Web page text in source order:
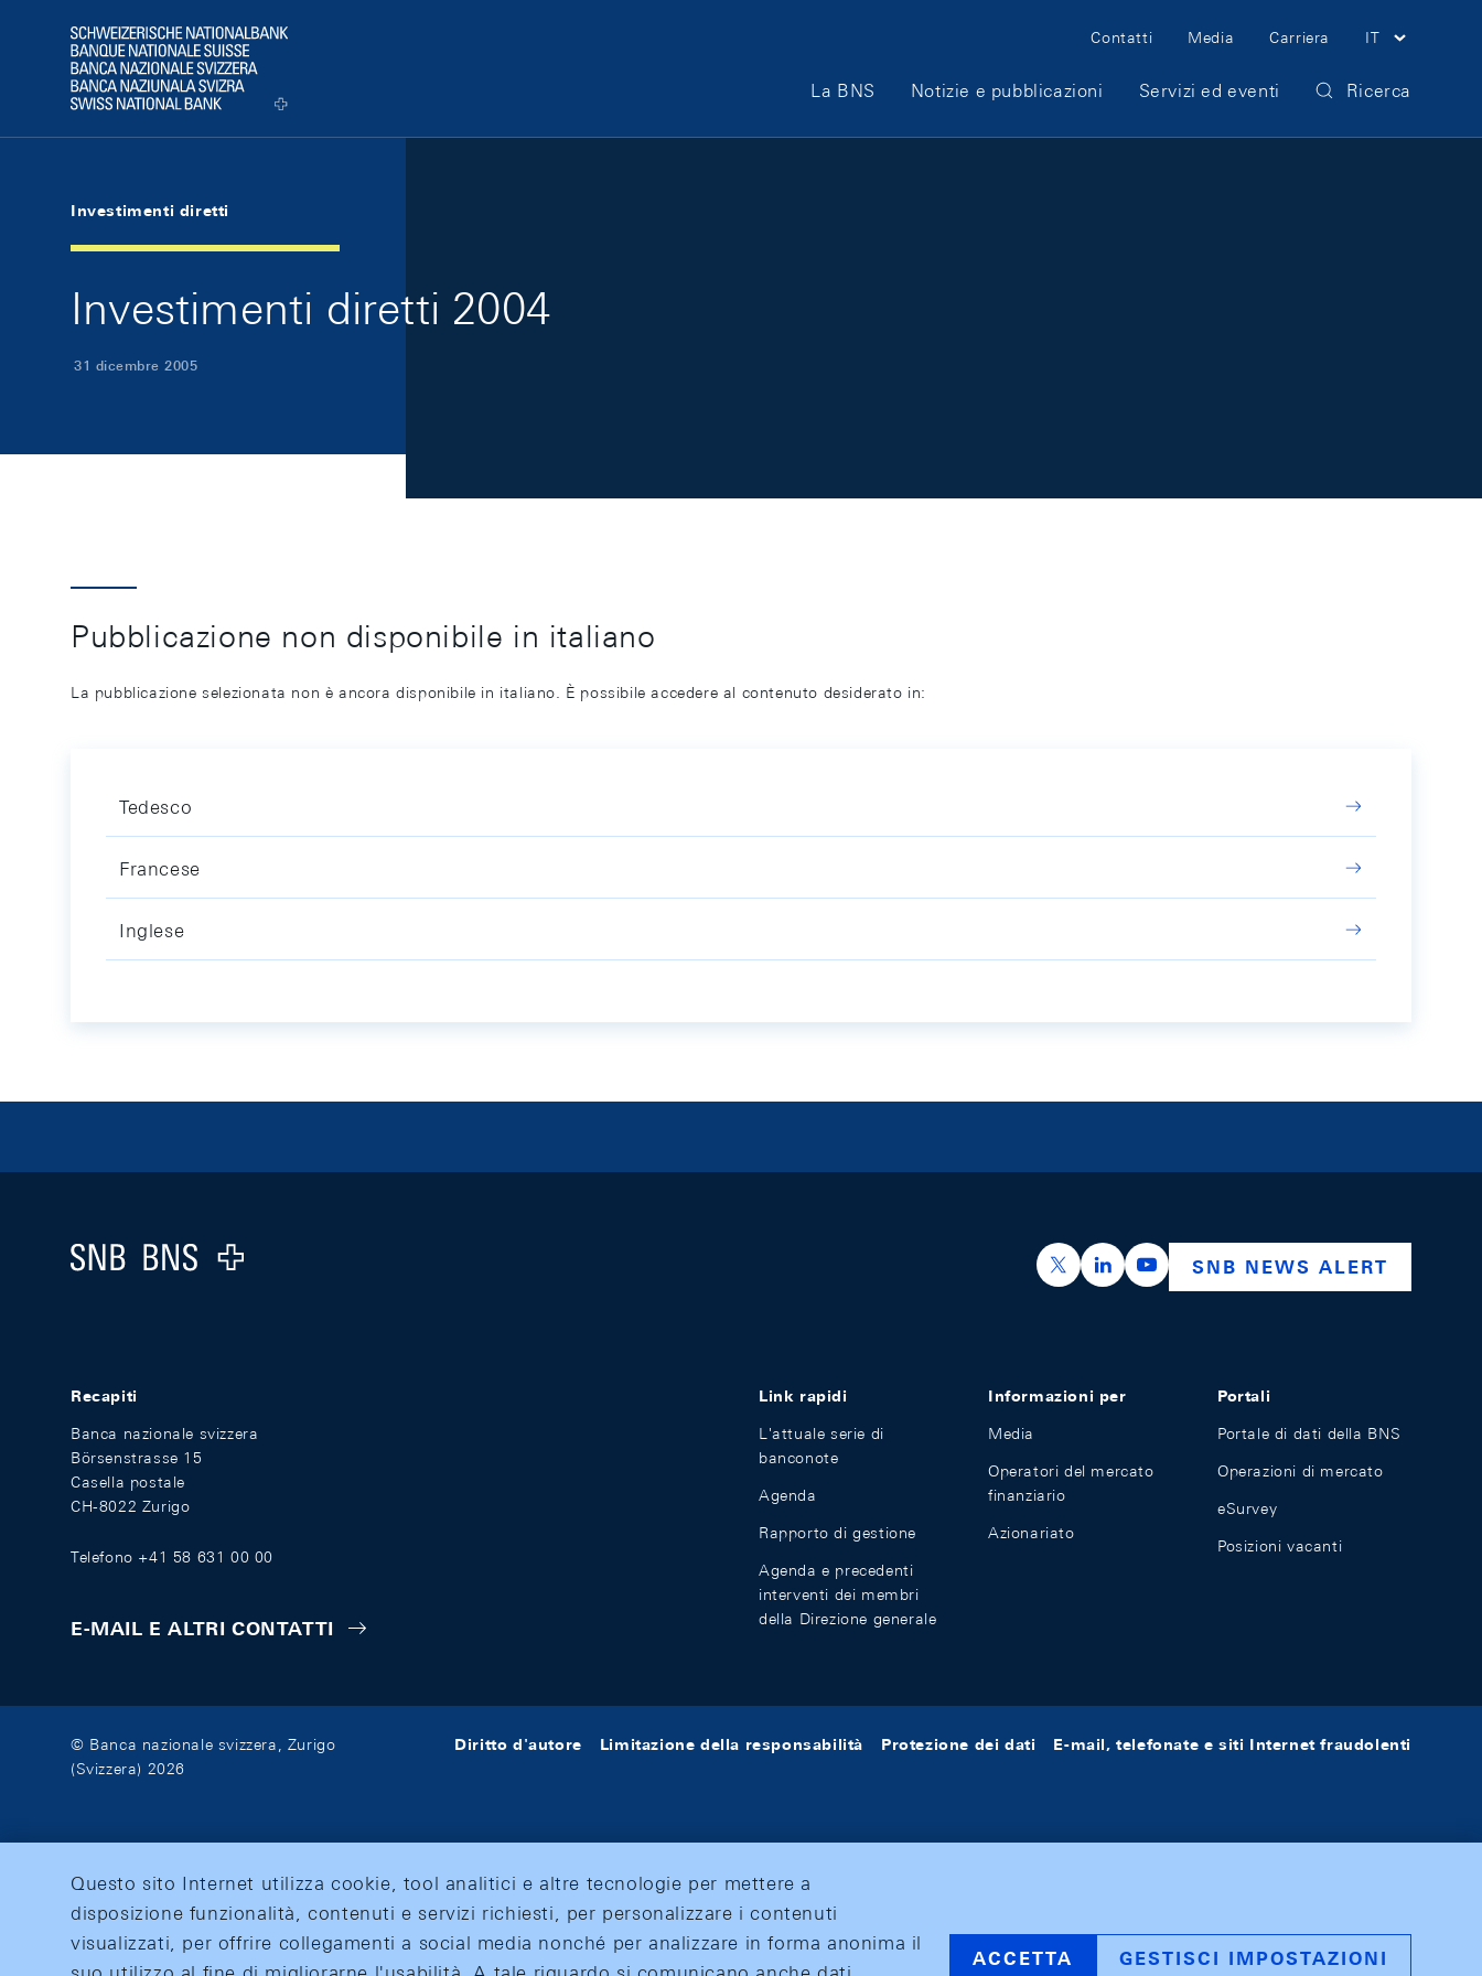
Logo
Meta Navigation
Contatti Media Carriera IT
Main Navigation
La BNS Notizie e pubblicazioni Servizi ed eventi Ricerca
Investimenti diretti
Investimenti diretti 2004
31 dicembre 2005
Pubblicazione non disponibile in italiano
La pubblicazione selezionata non è ancora disponibile in italiano. È possibile accedere al contenuto desiderato in:
Tedesco
Francese
Inglese
Logo
https://x.com/snb_bns
https://ch.linkedin.com/company/swiss-
https://www.youtube.com/
SNB NEWS ALERT
Recapiti
Banca nazionale svizzera
Börsenstrasse 15
Casella postale
CH-8022 Zurigo
Telefono +41 58 631 00 00
E-MAIL E ALTRI CONTATTI
Link rapidi
L'attuale serie di
banconote
Agenda
Rapporto di gestione
Agenda e precedenti
interventi dei membri
della Direzione generale
Informazioni per
Media
Operatori del mercato
finanziario
Azionariato
Portali
Portale di dati della BNS
Operazioni di mercato
eSurvey
Posizioni vacanti
© Banca nazionale svizzera, Zurigo
(Svizzera) 2026
Diritto d'autore Limitazione della responsabilità Protezione dei dati E-mail, telefonate e siti Internet fraudolenti
Questo sito Internet utilizza cookie, tool analitici e altre tecnologie per mettere a
disposizione funzionalità, contenuti e servizi richiesti, per personalizzare i contenuti
visualizzati, per offrire collegamenti a social media nonché per analizzare in forma anonima il
ACCETTA GESTISCI IMPOSTAZIONI